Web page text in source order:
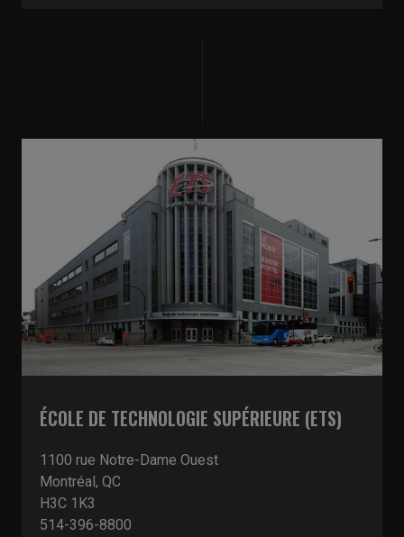
ÉCOLE DE TECHNOLOGIE SUPÉRIEURE (ETS)
1100 rue Notre-Dame Ouest
Montréal, QC
H3C 1K3
514-396-8800